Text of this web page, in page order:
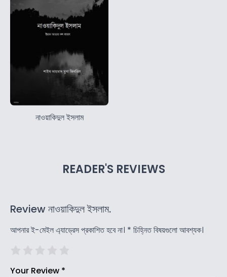
নাওয়াকিদুল ইসলাম
READER'S REVIEWS
Review নাওয়াকিদুল ইসলাম.
আপনার ই-মেইল এ্যাড্রেস প্রকাশিত হবে না। * চিহ্নিত বিষয়গুলো আবশ্যক।
Your Review *